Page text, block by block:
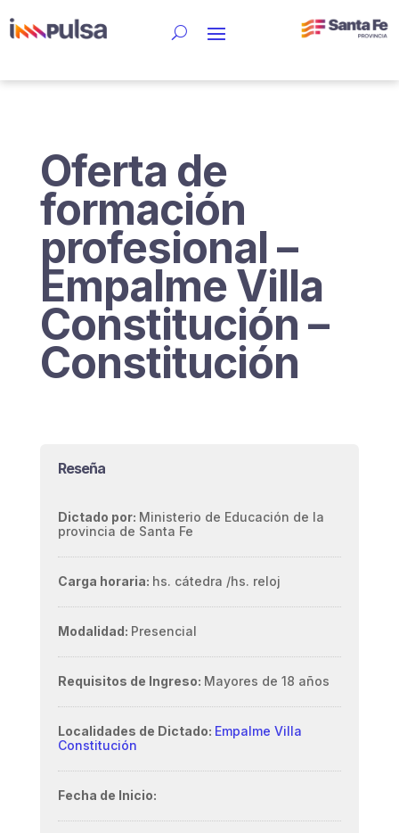
Oferta de
formación
profesional –
Empalme Villa
Constitución –
Constitución
Reseña
Dictado por: Ministerio de Educación de la
provincia de Santa Fe
Carga horaria: hs. cátedra /hs. reloj
Modalidad: Presencial
Requisitos de Ingreso: Mayores de 18 años
Localidades de Dictado: Empalme Villa
Constitución
Fecha de Inicio: